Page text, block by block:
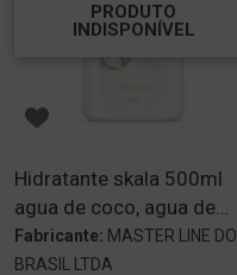
PRODUTO
INDISPONÍVEL
Hidratante skala 500ml
agua de coco, agua de
coco
Fabricante: MASTER LINE DO
BRASIL LTDA